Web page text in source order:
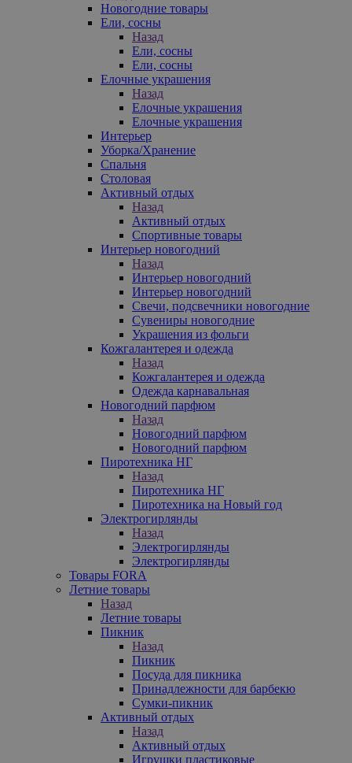
Новогодние товары
Ели, сосны
Назад
Ели, сосны
Ели, сосны
Елочные украшения
Назад
Елочные украшения
Елочные украшения
Интерьер
Уборка/Хранение
Спальня
Столовая
Активный отдых
Назад
Активный отдых
Спортивные товары
Интерьер новогодний
Назад
Интерьер новогодний
Интерьер новогодний
Свечи, подсвечники новогодние
Сувениры новогодние
Украшения из фольги
Кожгалантерея и одежда
Назад
Кожгалантерея и одежда
Одежда карнавальная
Новогодний парфюм
Назад
Новогодний парфюм
Новогодний парфюм
Пиротехника НГ
Назад
Пиротехника НГ
Пиротехника на Новый год
Электрогирлянды
Назад
Электрогирлянды
Электрогирлянды
Товары FORA
Летние товары
Назад
Летние товары
Пикник
Назад
Пикник
Посуда для пикника
Принадлежности для барбекю
Сумки-пикник
Активный отдых
Назад
Активный отдых
Игрушки пластиковые